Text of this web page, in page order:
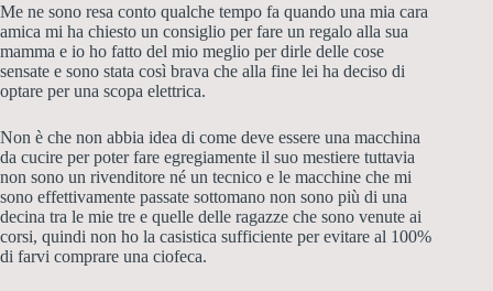
Me ne sono resa conto qualche tempo fa quando una mia cara
amica mi ha chiesto un consiglio per fare un regalo alla sua
mamma e io ho fatto del mio meglio per dirle delle cose
sensate e sono stata così brava che alla fine lei ha deciso di
optare per una scopa elettrica.
Non è che non abbia idea di come deve essere una macchina
da cucire per poter fare egregiamente il suo mestiere tuttavia
non sono un rivenditore né un tecnico e le macchine che mi
sono effettivamente passate sottomano non sono più di una
decina tra le mie tre e quelle delle ragazze che sono venute ai
corsi, quindi non ho la casistica sufficiente per evitare al 100%
di farvi comprare una ciofeca.